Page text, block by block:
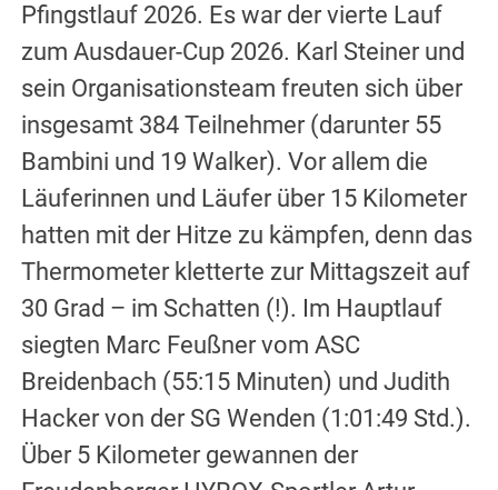
Pfingstlauf 2026. Es war der vierte Lauf
zum Ausdauer-Cup 2026. Karl Steiner und
sein Organisationsteam freuten sich über
insgesamt 384 Teilnehmer (darunter 55
Bambini und 19 Walker). Vor allem die
Läuferinnen und Läufer über 15 Kilometer
hatten mit der Hitze zu kämpfen, denn das
Thermometer kletterte zur Mittagszeit auf
30 Grad – im Schatten (!). Im Hauptlauf
siegten Marc Feußner vom ASC
Breidenbach (55:15 Minuten) und Judith
Hacker von der SG Wenden (1:01:49 Std.).
Über 5 Kilometer gewannen der